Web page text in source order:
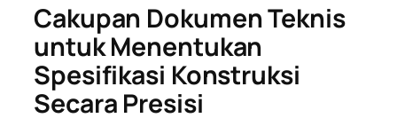
Cakupan Dokumen Teknis
untuk Menentukan
Spesifikasi Konstruksi
Secara Presisi